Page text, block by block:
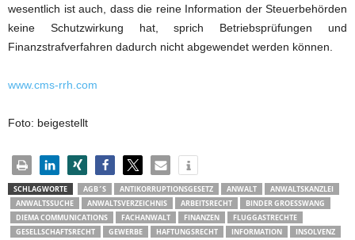
wesentlich ist auch, dass die reine Information der Steuerbehörden
keine Schutzwirkung hat, sprich Betriebsprüfungen und
Finanzstrafverfahren dadurch nicht abgewendet werden können.
www.cms-rrh.com
Foto: beigestellt
SCHLAGWORTE AGB´S ANTIKORRUPTIONSGESETZ ANWALT
ANWALTSKANZLEI
ANWALTSSUCHE
ANWALTSVERZEICHNIS ARBEITSRECHT
BINDER GROESSWANG
DIEMA COMMUNICATIONS
FACHANWALT FINANZEN
FLUGGASTRECHTE
GESELLSCHAFTSRECHT
GEWERBE HAFTUNGSRECHT INFORMATION
INSOLVENZ